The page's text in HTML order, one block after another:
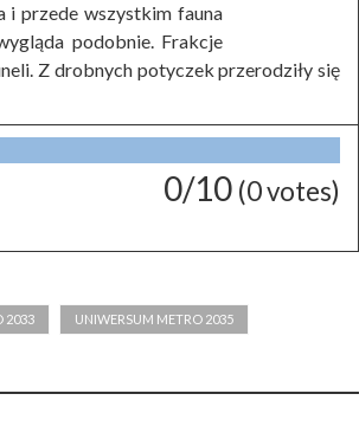
i przede wszystkim fauna
podobnie. Frakcje
Z drobnych potyczek przerodziły się
0/10 (0votes)
2033 UNIWERSUM METRO 2035